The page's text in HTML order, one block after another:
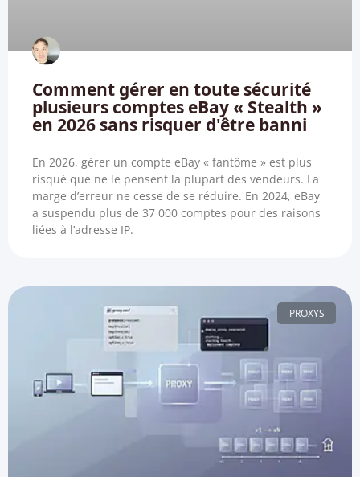
Comment gérer en toute sécurité
plusieurs comptes eBay « Stealth »
en 2026 sans risquer d'être banni
En 2026, gérer un compte eBay « fantôme » est plus
risqué que ne le pensent la plupart des vendeurs. La
marge d’erreur ne cesse de se réduire. En 2024, eBay
a suspendu plus de 37 000 comptes pour des raisons
liées à l’adresse IP.
PROXYS